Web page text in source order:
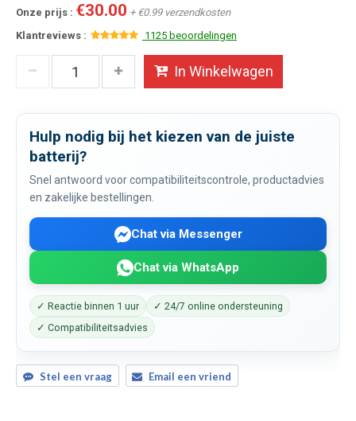
Onze prijs : €30.00 + €0.99 verzendkosten
Klantreviews :
1125 beoordelingen
In Winkelwagen
Hulp nodig bij het kiezen van de juiste
batterij?
Snel antwoord voor compatibiliteitscontrole, productadvies
en zakelijke bestellingen.
Chat via Messenger
Chat via WhatsApp
✓ Reactie binnen 1 uur
✓ 24/7 online ondersteuning
✓ Compatibiliteitsadvies
Stel een vraag Email een vriend